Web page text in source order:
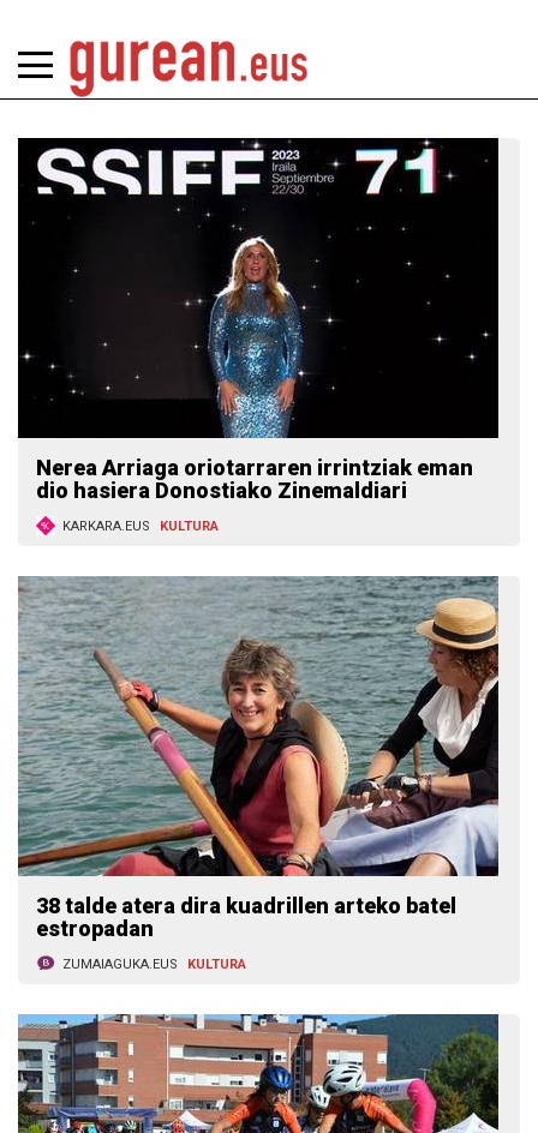
Nerea Arriaga oriotarraren irrintziak eman
dio hasiera Donostiako Zinemaldiari
KARKARA.EUS KULTURA
38 talde atera dira kuadrillen arteko batel
estropadan
ZUMAIAGUKA.EUS KULTURA